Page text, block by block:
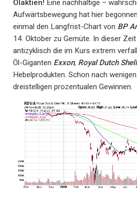
Ölaktien! Eine nachhaltige –
Aufwärtsbewegung hat hier
einmal den Langfrist-Chart von BP
14. Oktober zu Gemüte. In dieser
antizyklisch die im Kurs extrem
Öl-Giganten Exxon, Royal Dutch Shell
Hebelprodukten. Schon nach
dreistelligen prozentualen Gewinnen.